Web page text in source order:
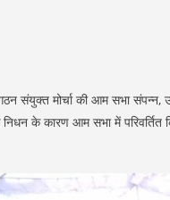
संयुक्त मोर्चा की आम सभा संपन्न,
निधन के कारण आम सभा में